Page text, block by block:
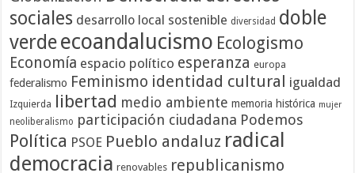
sociales desarrollo local sostenible diversidad doble
verdeecoandalucismo Ecologismo
Economía espacio político esperanza europa
federalismo Feminismo identidad cultural igualdad
Izquierda libertad medio ambiente memoria histórica mujer
neoliberalismo participación ciudadana Podemos
Política PSOE Pueblo andaluz radical
democracia renovables republicanismo